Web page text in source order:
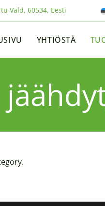
Vald, 60534, Eesti
YHTIÖSTÄ